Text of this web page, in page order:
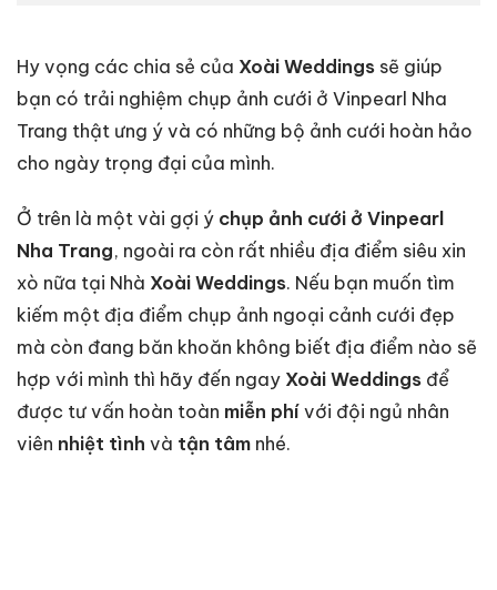
Hy vọng các chia sẻ của Xoài Weddings sẽ giúp
bạn có trải nghiệm chụp ảnh cưới ở Vinpearl Nha
Trang thật ưng ý và có những bộ ảnh cưới hoàn hảo
cho ngày trọng đại của mình.
Ở trên là một vài gợi ý chụp ảnh cưới ở Vinpearl
Nha Trang, ngoài ra còn rất nhiều địa điểm siêu xin
xò nữa tại Nhà Xoài Weddings. Nếu bạn muốn tìm
kiếm một địa điểm chụp ảnh ngoại cảnh cưới đẹp
mà còn đang băn khoăn không biết địa điểm nào sẽ
hợp với mình thì hãy đến ngay Xoài Weddings để
được tư vấn hoàn toàn miễn phívới đội ngủ nhân
viên nhiệt tình và tận tâm nhé.